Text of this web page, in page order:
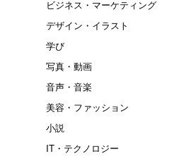
ビジネス・マーケティング
デザイン・イラスト
学び
写真・動画
音声・音楽
美容・ファッション
小説
IT・テクノロジー